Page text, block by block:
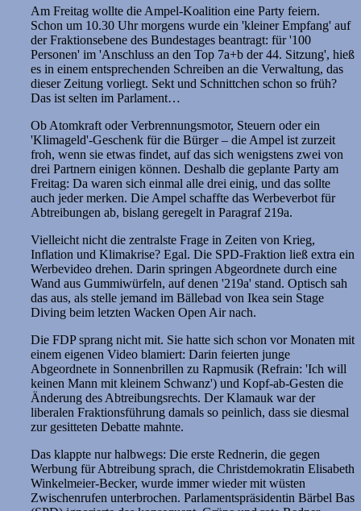
Am Freitag wollte die Ampel-Koalition eine Party feiern.
Schon um 10.30 Uhr morgens wurde ein 'kleiner Empfang' auf
der Fraktionsebene des Bundestages beantragt: für '100
Personen' im 'Anschluss an den Top 7a+b der 44. Sitzung', hieß
es in einem entsprechenden Schreiben an die Verwaltung, das
dieser Zeitung vorliegt. Sekt und Schnittchen schon so früh?
Das ist selten im Parlament…
Ob Atomkraft oder Verbrennungsmotor, Steuern oder ein
'Klimageld'-Geschenk für die Bürger – die Ampel ist zurzeit
froh, wenn sie etwas findet, auf das sich wenigstens zwei von
drei Partnern einigen können. Deshalb die geplante Party am
Freitag: Da waren sich einmal alle drei einig, und das sollte
auch jeder merken. Die Ampel schaffte das Werbeverbot für
Abtreibungen ab, bislang geregelt in Paragraf 219a.
Vielleicht nicht die zentralste Frage in Zeiten von Krieg,
Inflation und Klimakrise? Egal. Die SPD-Fraktion ließ extra ein
Werbevideo drehen. Darin springen Abgeordnete durch eine
Wand aus Gummiwürfeln, auf denen '219a' stand. Optisch sah
das aus, als stelle jemand im Bällebad von Ikea sein Stage
Diving beim letzten Wacken Open Air nach.
Die FDP sprang nicht mit. Sie hatte sich schon vor Monaten mit
einem eigenen Video blamiert: Darin feierten junge
Abgeordnete in Sonnenbrillen zu Rapmusik (Refrain: 'Ich will
keinen Mann mit kleinem Schwanz') und Kopf-ab-Gesten die
Änderung des Abtreibungsrechts. Der Klamauk war der
liberalen Fraktionsführung damals so peinlich, dass sie diesmal
zur gesitteten Debatte mahnte.
Das klappte nur halbwegs: Die erste Rednerin, die gegen
Werbung für Abtreibung sprach, die Christdemokratin Elisabeth
Winkelmeier-Becker, wurde immer wieder mit wüsten
Zwischenrufen unterbrochen. Parlamentspräsidentin Bärbel Bas